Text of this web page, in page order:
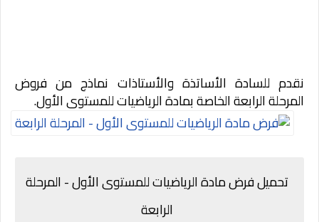
نقدم للسادة الأساتذة والأستاذات نماذج من فروض
المرحلة الرابعة الخاصة بمادة الرياضيات للمستوى الأول.
تحميل فرض مادة الرياضيات للمستوى الأول - المرحلة
الرابعة